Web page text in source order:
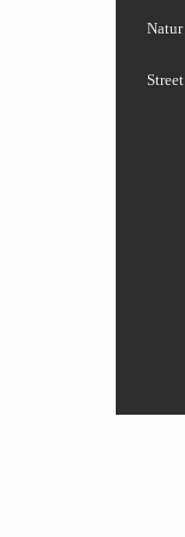
Natur
Street